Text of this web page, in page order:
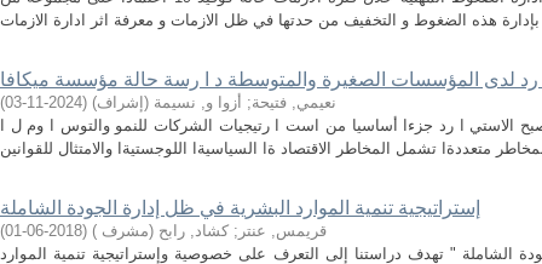
رد لدى المؤسسات الصغيرة والمتوسطة د ا رسة حالة مؤسسة ميكافا
نعيمي, فتيحة; أزوا و, نسيمة (إشراف) (
2024-11-03
)
الاستي ا رد جزءا أساسيا من است ا رتيجيات الشركات للنمو والتوس ا وم ل ا
إستراتيجية تنمية الموارد البشرية في ظل إدارة الجودة الشاملة
قريمس, عنتر ; كشاد, رابح (مشرف ) (
2018-06-01
)
الشاملة " تهدف دراستنا إلى التعرف على خصوصية وإستراتيجية تنمية الموارد